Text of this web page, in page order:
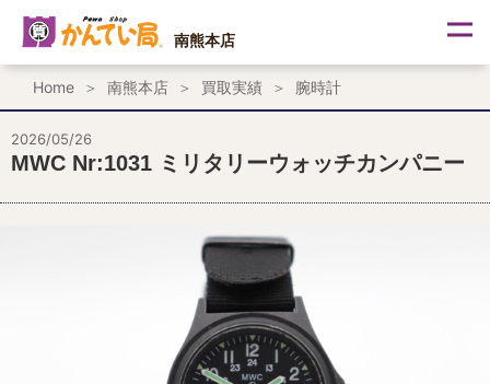
ス
ッ
プ
南熊本店
Home 南熊本店 買取実績 腕時計
2026/05/26
MWC Nr:1031 ミリタリーウォッチカンパニー